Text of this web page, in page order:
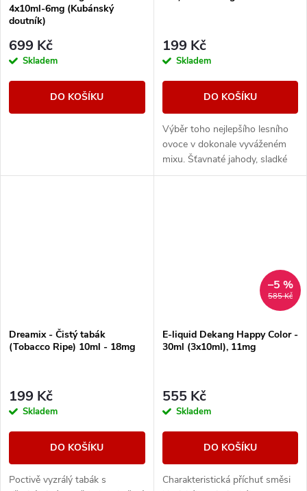
4x10ml-6mg (Kubánský
doutník)
699 Kč
Skladem
DO KOŠÍKU
199 Kč
Skladem
DO KOŠÍKU
Výběr toho nejlepšího lesního
ovoce v dokonale vyváženém
mixu. Šťavnaté jahody, sladké
maliny nebo vyzrálé borůvky, to
Dreamix - Čistý tabák
(Tobacco Ripe) 10ml - 18mg
199 Kč
Skladem
DO KOŠÍKU
Poctivě vyzrálý tabák s
585 Kč
–5 %
E-liquid Dekang Happy Color -
30ml (3x10ml), 11mg
555 Kč
Skladem
DO KOŠÍKU
Charakteristická příchuť směsi